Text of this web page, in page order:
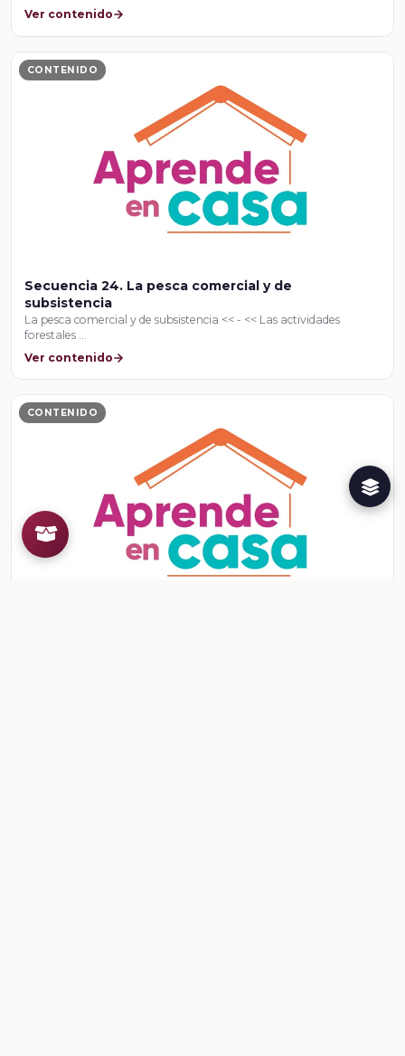
Ver contenido
CONTENIDO
Secuencia 24. La pesca comercial y de
subsistencia
La pesca comercial y de subsistencia << - << Las actividades
forestales …
Ver contenido
CONTENIDO